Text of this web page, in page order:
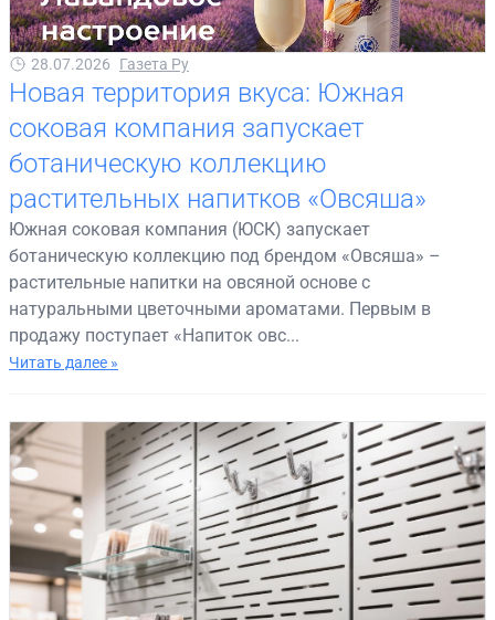
28.07.2026 Газета Ру
Новая территория вкуса: Южная
соковая компания запускает
ботаническую коллекцию
растительных напитков «Овсяша»
Южная соковая компания (ЮСК) запускает
ботаническую коллекцию под брендом «Овсяша» –
растительные напитки на овсяной основе с
натуральными цветочными ароматами. Первым в
продажу поступает «Напиток овс...
Читать далее »